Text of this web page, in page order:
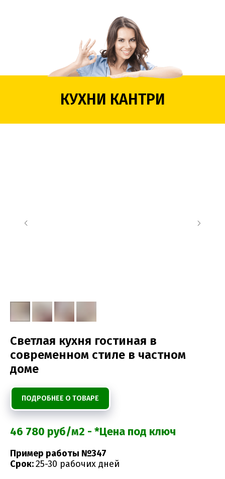
КУХНИ КАНТРИ
Светлая кухня гостиная в
современном стиле в частном
доме
ПОДРОБНЕЕ О ТОВАРЕ
46 780 руб/м2 - *Цена под ключ
Пример работы №347
Срок:25-30 рабочих дней